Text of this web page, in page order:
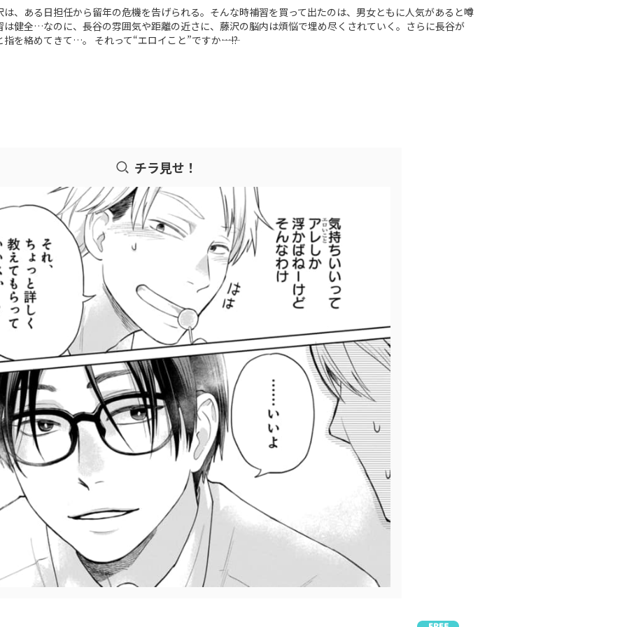
、ある日担任から留年の危機を告げられる。そんな時補習を買って出たのは、男女ともに人気があると噂
健全…なのに、長谷の雰囲気や距離の近さに、藤沢の脳内は煩悩で埋め尽くされていく。さらに長谷が
を絡めてきて…。 それって“エロイこと”ですか――…!?
チラ見せ！